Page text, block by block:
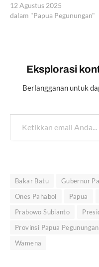
12 Agustus 2025
dalam "Papua Pegunungan"
Eksplorasi
Berlangganan untuk
Ketikkan email Anda...
Bakar Batu Gubernur
Ones Pahabol
Papua
Prabowo Subianto
Provinsi Papua Pegunungan
Wamena